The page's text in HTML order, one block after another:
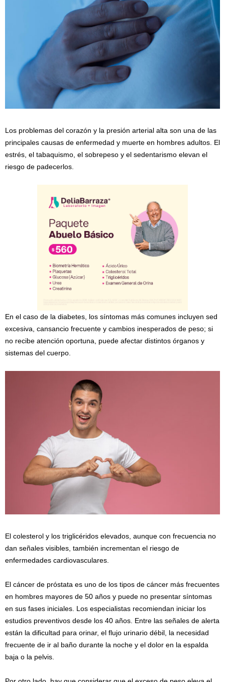
Los problemas del corazón y la presión arterial alta son una de las
principales causas de enfermedad y muerte en hombres adultos. El
estrés, el tabaquismo, el sobrepeso y el sedentarismo elevan el
riesgo de padecerlos.
En el caso de la diabetes, los síntomas más comunes incluyen sed
excesiva, cansancio frecuente y cambios inesperados de peso; si
no recibe atención oportuna, puede afectar distintos órganos y
sistemas del cuerpo.
El colesterol y los triglicéridos elevados, aunque con frecuencia no
dan señales visibles, también incrementan el riesgo de
enfermedades cardiovasculares.
El cáncer de próstata es uno de los tipos de cáncer más frecuentes
en hombres mayores de 50 años y puede no presentar síntomas
en sus fases iniciales. Los especialistas recomiendan iniciar los
estudios preventivos desde los 40 años. Entre las señales de alerta
están la dificultad para orinar, el flujo urinario débil, la necesidad
frecuente de ir al baño durante la noche y el dolor en la espalda
baja o la pelvis.